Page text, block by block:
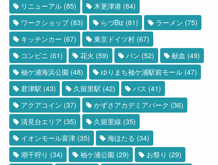
リニューアル (85) 木更津港 (84)
ワークショップ(83) らづBiz (81) ラーメン (75)
キッチンカー (67) 東京ドイツ村 (67)
コンビニ (61) 花火 (59) パン (52) 献血 (49)
袖ケ浦海浜公園 (48) ゆりまち袖ケ浦駅前モール (47)
君津駅 (43) 久留里駅 (42) バス (41)
アクアコイン (37) かずさアカデミアパーク (36)
清見台エリア (35) 久留里線 (35)
イオンモール富津 (35) 海ほたる (34)
潮干狩り (34) 袖ケ浦公園 (29) お祭り (29)